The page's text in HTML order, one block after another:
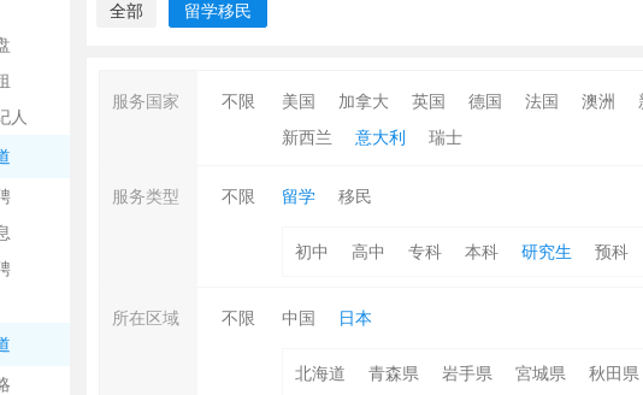
人
全部 留学移民
服务国家 不限 美国 加拿大 英国 德国 法国 澳洲
新西兰
意大利 瑞士
服务类型 不限 留学 移民
初中 高中 专科 本科 研究生 预科
所在区域 不限 中国 日本
北海道 青森県 岩手県 宮城県 秋田県